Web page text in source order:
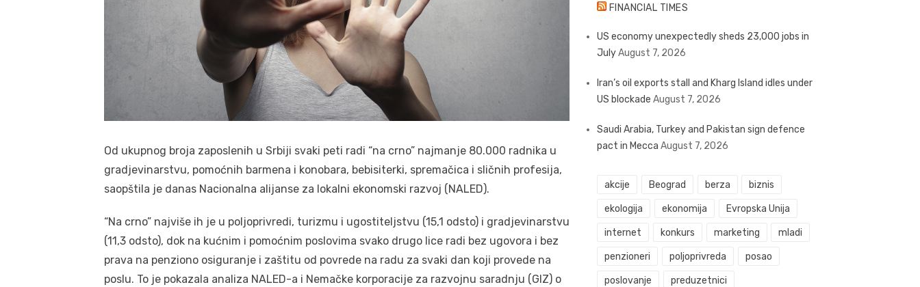
Od ukupnog broja zaposlenih u Srbiji svaki peti radi “na crno” najmanje 80.000 radnika u
gradjevinarstvu, pomoćnih barmena i konobara, bebisiterki, spremačica i sličnih profesija,
saopštila je danas Nacionalna alijanse za lokalni ekonomski razvoj (NALED).
“Na crno” najviše ih je u poljoprivredi, turizmu i ugostiteljstvu (15,1 odsto) i gradjevinarstvu
(11,3 odsto), dok na kućnim i pomoćnim poslovima svako drugo lice radi bez ugovora i bez
prava na penziono osiguranje i zaštitu od povrede na radu za svaki dan koji provede na
poslu. To je pokazala analiza NALED-a i Nemačke korporacije za razvojnu saradnju (GIZ) o
FINANCIAL TIMES
US economy unexpectedly sheds 23,000 jobs in
JulyAugust 7, 2026
Iran’s oil exports stall and Kharg Island idles under
US blockade August 7, 2026
Saudi Arabia, Turkey and Pakistan sign defence
pact in Mecca August 7, 2026
akcije Beograd berza biznis
ekologija ekonomija Evropska Unija
internet konkurs marketing mladi
penzioneri poljoprivreda posao
poslovanje preduzetnici